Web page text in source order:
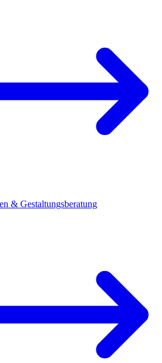
& Gestaltungsberatung